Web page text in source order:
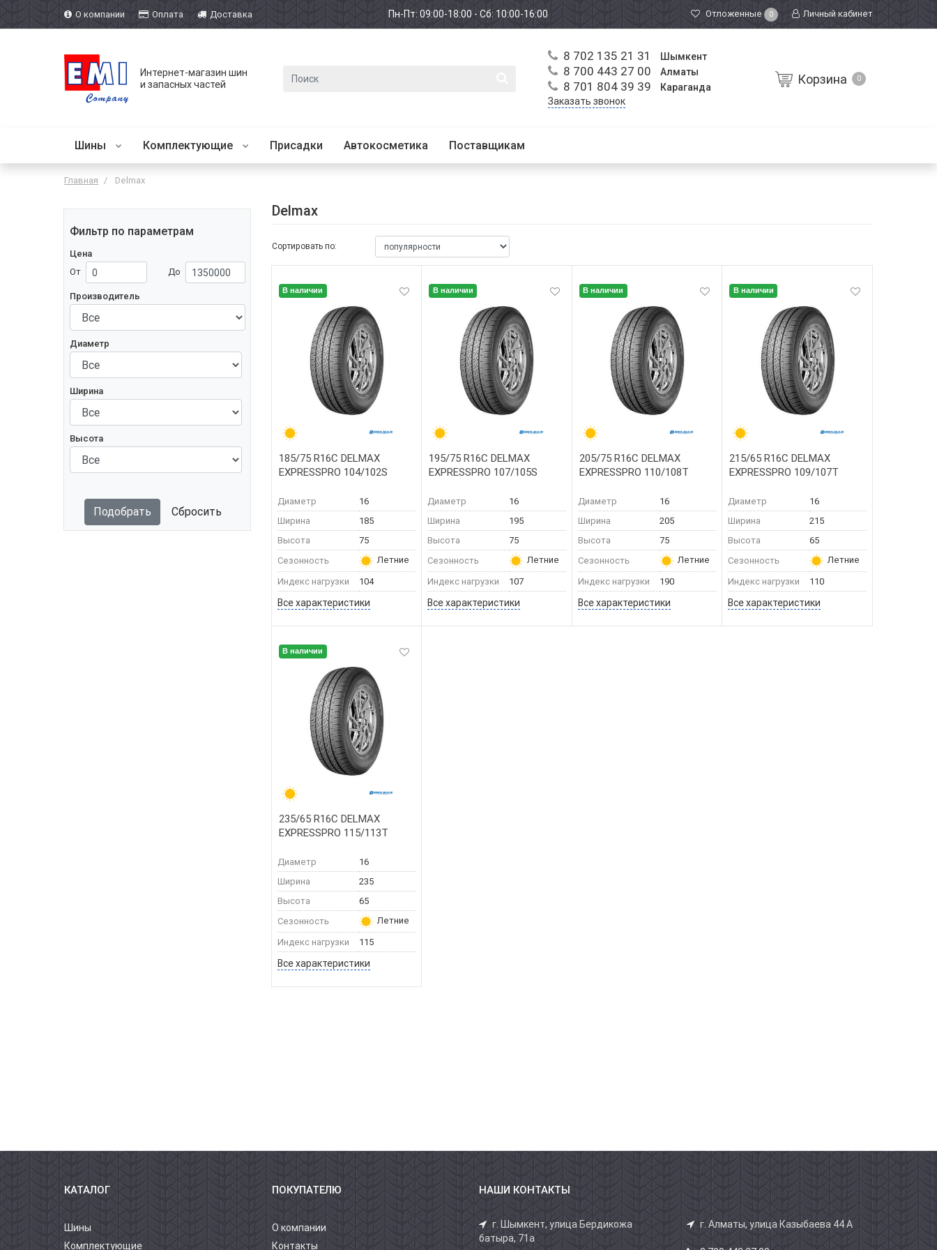
О компании Оплата Доставка Пн-Пт: 09:00-18:00 - Сб: 10:00-16:00 Отложенные 0 Личный кабинет
Интернет-магазин шин
и запасных частей
8 702 135 21 31 Шымкент
8 700 443 27 00 Алматы
8 701 804 39 39
Караганда
Заказать звонок
Корзина 0
Шины Комплектующие Присадки Автокосметика Поставщикам
Главная Delmax
Фильтр по параметрам
Цена
От
До
Производитель
Диаметр
Ширина
Высота
Подобрать Сбросить
Delmax
Сортировать по:
В наличии
185/75 R16C DELMAX
EXPRESSPRO 104/102S
Диаметр
16
Ширина
185
Высота
75
Сезонность
Летние
Индекс нагрузки 104
Все характеристики
В наличии
195/75 R16C DELMAX
EXPRESSPRO 107/105S
Диаметр
16
Ширина
195
Высота
75
Сезонность
Летние
Индекс нагрузки 107
Все характеристики
В наличии
205/75 R16C DELMAX
EXPRESSPRO 110/108T
Диаметр
16
Ширина
205
Высота
75
Сезонность
Летние
Индекс нагрузки 190
Все характеристики
В наличии
215/65 R16C DELMAX
EXPRESSPRO 109/107T
Диаметр
16
Ширина
215
Высота
65
Сезонность
Летние
Индекс нагрузки 110
Все характеристики
В наличии
235/65 R16C DELMAX
EXPRESSPRO 115/113T
Диаметр
16
Ширина
235
Высота
65
Сезонность
Летние
Индекс нагрузки 115
Все характеристики
КАТАЛОГ
Шины
Комплектующие
ПОКУПАТЕЛЮ
О компании
Контакты
НАШИ КОНТАКТЫ
г. Шымкент, улица Бердикожа
батыра, 71а
г. Алматы, улица Казыбаева 44 А